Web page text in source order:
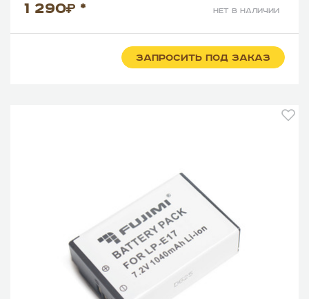
1 290 * нет в наличии
ЗАПРОСИТЬ ПОД ЗАКАЗ